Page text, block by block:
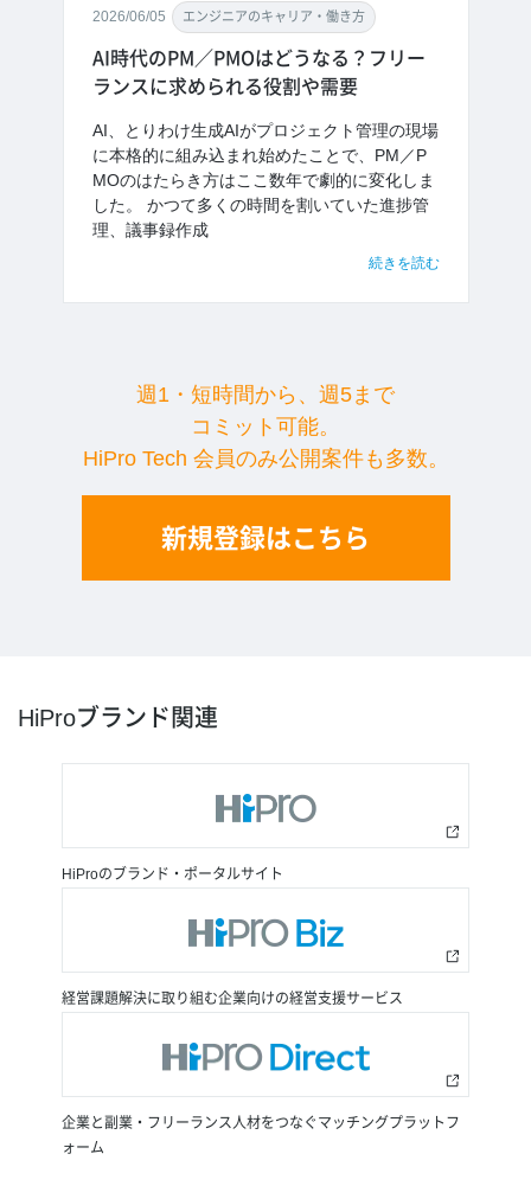
2026/06/05 エンジニアのキャリア・働き方
AI時代のPM／PMOはどうなる？フリー
ランスに求められる役割や需要
AI、とりわけ生成AIがプロジェクト管理の現場
に本格的に組み込まれ始めたことで、PM／P
MOのはたらき方はここ数年で劇的に変化しま
した。 かつて多くの時間を割いていた進捗管
理、議事録作成
続きを読む
週1・短時間から、週5まで
コミット可能。
HiPro Tech 会員のみ公開案件も多数。
新規登録はこちら
HiProブランド関連
HiProのブランド・ポータルサイト
経営課題解決に取り組む企業向けの経営支援サービス
企業と副業・フリーランス人材をつなぐマッチングプラットフ
ォーム